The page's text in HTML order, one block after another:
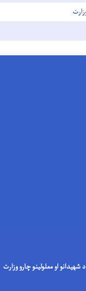
د شهیدانو او معلولینو چارو وزارت